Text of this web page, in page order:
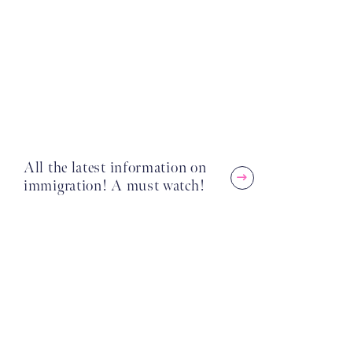
All the latest information on
immigration! A must watch!